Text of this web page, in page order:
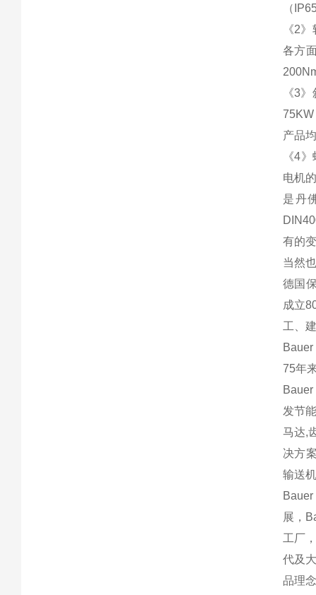
（
《2
各方
《3
产品
《4
电机
是丹
有的
当然
德国
成立
工、
75年
发节
马达,
决方
输送
展，
工厂
代及
品理